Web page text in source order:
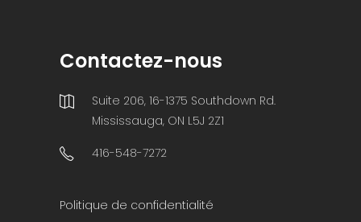
Contactez-nous
Suite 206, 16-1375 Southdown Rd.
Mississauga, ON L5J 2Z1
416-548-7272
Politique de confidentialité